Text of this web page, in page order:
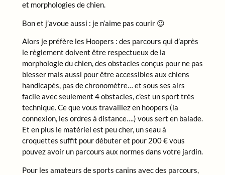
et morphologies de chien.
Bon et j’avoue aussi : je n’aime pas courir 😉
Alors je préfère les Hoopers : des parcours qui d’après
le règlement doivent être respectueux de la
morphologie du chien, des obstacles conçus pour ne pas
blesser mais aussi pour être accessibles aux chiens
handicapés, pas de chronomètre… et sous ses airs
facile avec seulement 4 obstacles, c’est un sport très
technique. Ce que vous travaillez en hoopers (la
connexion, les ordres à distance….) vous sert en balade.
Et en plus le matériel est peu cher, un seau à
croquettes suffit pour débuter et pour 200 € vous
pouvez avoir un parcours aux normes dans votre jardin.
Pour les amateurs de sports canins avec des parcours,